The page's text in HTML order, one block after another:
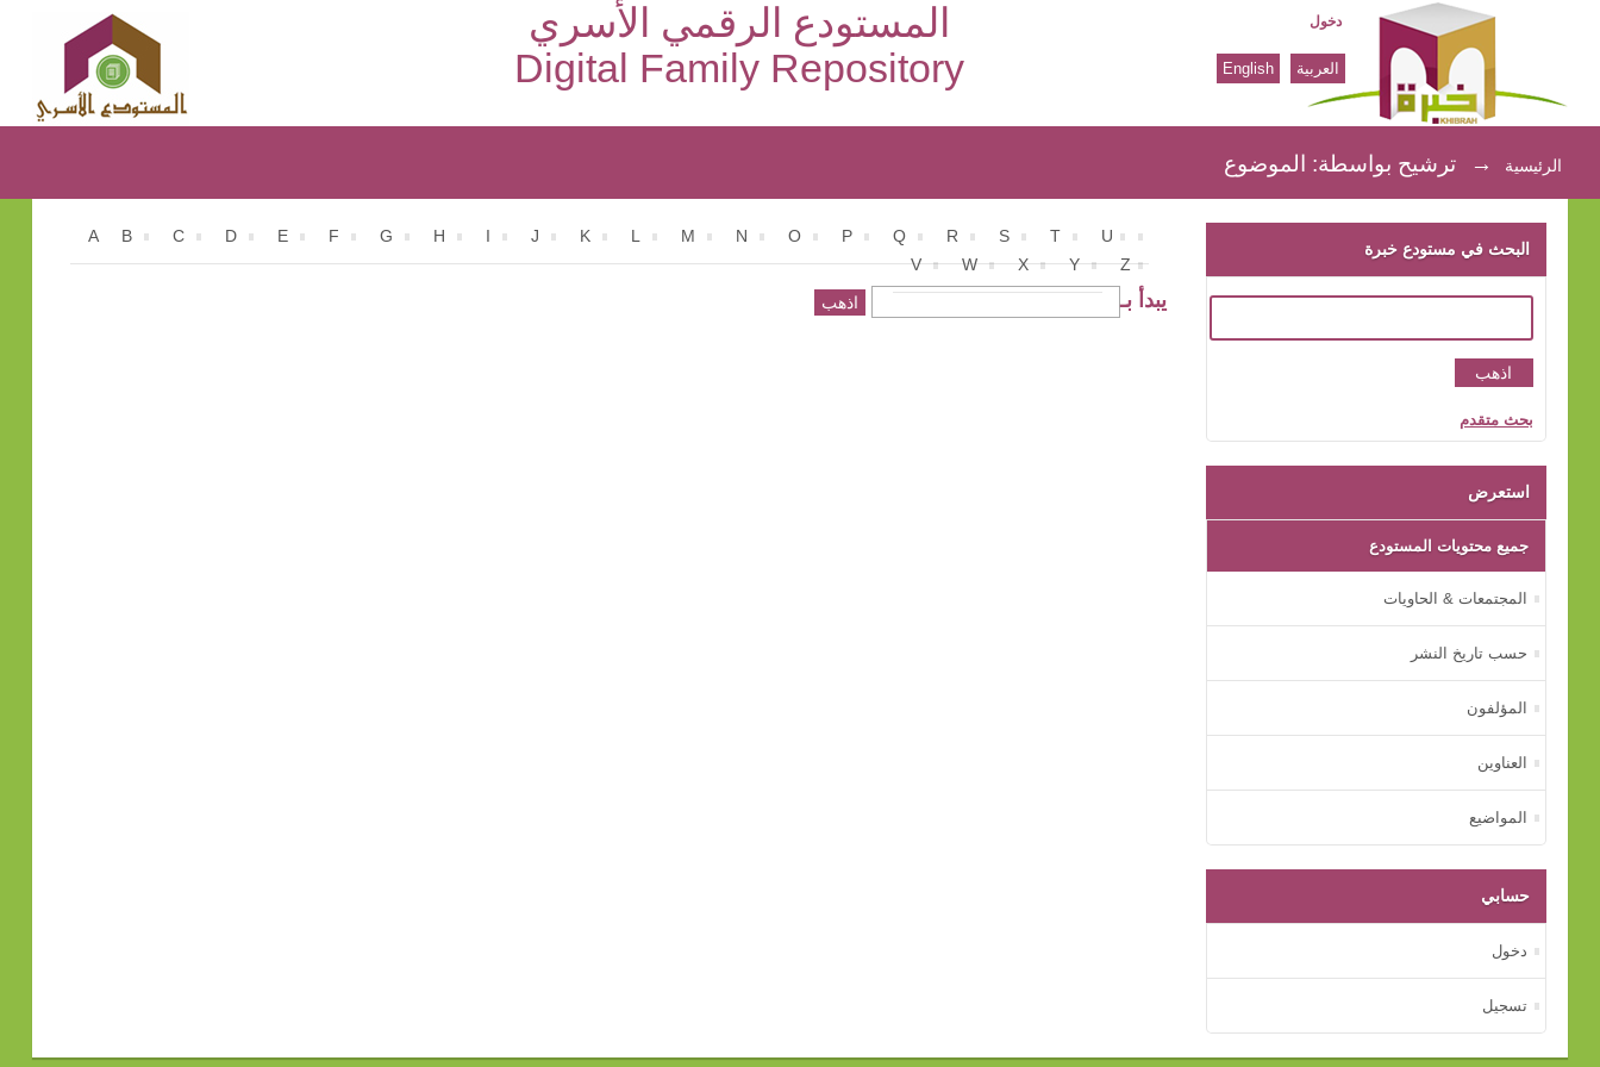
المستودع الرقمي الأسري
Digital Family Repository
ترشيح بواسطة: الموضوع
دخول
العربية English
الرئيسية → ترشيح بواسطة: الموضوع
A B C D E F G H J K L M N O P Q R S T
U
V
W X Y Z
يبدأ بـ
البحث في مستودع خبرة
بحث متقدم
استعرض
جميع محتويات المستودع
المجتمعات & الحاويات
حسب تاريخ النشر
المؤلفون
العناوين
المواضيع
حسابي
دخول
تسجيل